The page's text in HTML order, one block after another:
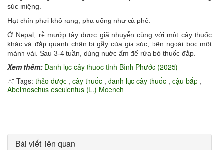
súc miệng.
Hạt chín phơi khô rang, pha uống như cà phê.
Ở Nepal, rễ mướp tây được giã nhuyễn cùng với một cây thuốc
khác và đắp quanh chân bị gẫy của gia súc, bên ngoài bọc một
mảnh vải. Sau 3-4 tuần, dùng nuớc ấm để rửa bỏ thuốc đắp.
Xem thêm: Danh lục cây thuốc tỉnh Bình Phước (2025)
Tags: thảo dược , cây thuốc , danh lục cây thuốc , đậu bắp ,
Abelmoschus esculentus (L.) Moench
Bài viết liên quan